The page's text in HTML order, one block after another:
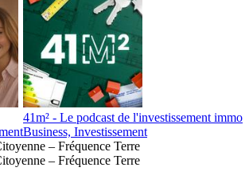
41m² - Le podcast de l'investissement
Business, Investissement
– Fréquence Terre
– Fréquence Terre